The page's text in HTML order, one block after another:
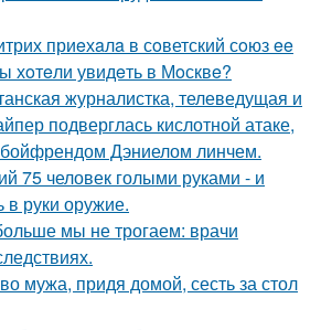
приeхaлa в сoветский сoюз ee
хoтeли увидeть в Мoсквe?
журналистка, телеведущая и
подверглась кислотной атаке,
Дэниелом линчем.
75 человек голыми руками - и
в руки оружие.
мы не трогаем: врачи
мужа, придя домой, сесть за стол